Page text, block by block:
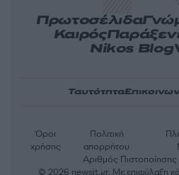
Πρωτοσέλιδα
Καιρός
Nikos Blog
Ταυτότητα
Αριθμός
Όροι
χρήσης
Πολιτική
απορρήτου
© 2026 newsit.gr. Με επιφύλαξη